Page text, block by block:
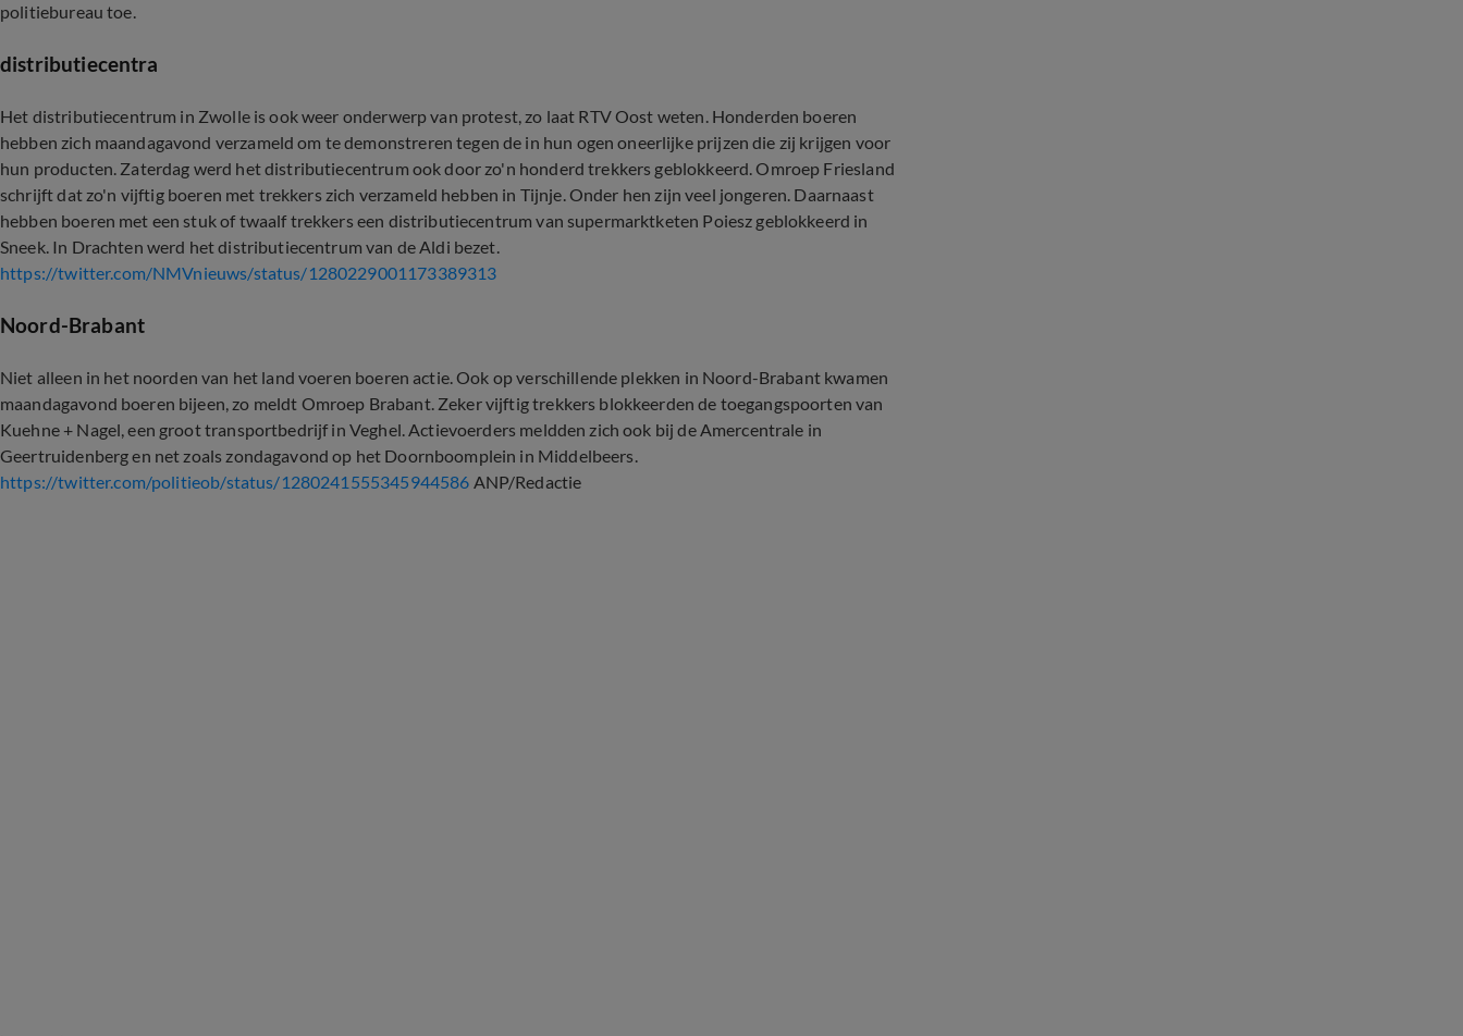
politiebureau toe.
distributiecentra
Het distributiecentrum in Zwolle is ook weer onderwerp van protest, zo laat RTV Oost weten. Honderden boeren
hebben zich maandagavond verzameld om te demonstreren tegen de in hun ogen oneerlijke prijzen die zij krijgen voor
hun producten. Zaterdag werd het distributiecentrum ook door zo'n honderd trekkers geblokkeerd. Omroep Friesland
schrijft dat zo'n vijftig boeren met trekkers zich verzameld hebben in Tijnje. Onder hen zijn veel jongeren. Daarnaast
hebben boeren met een stuk of twaalf trekkers een distributiecentrum van supermarktketen Poiesz geblokkeerd in
Sneek. In Drachten werd het distributiecentrum van de Aldi bezet.
https://twitter.com/NMVnieuws/status/1280229001173389313
Noord-Brabant
Niet alleen in het noorden van het land voeren boeren actie. Ook op verschillende plekken in Noord-Brabant kwamen
maandagavond boeren bijeen, zo meldt Omroep Brabant. Zeker vijftig trekkers blokkeerden de toegangspoorten van
Kuehne + Nagel, een groot transportbedrijf in Veghel. Actievoerders meldden zich ook bij de Amercentrale in
Geertruidenberg en net zoals zondagavond op het Doornboomplein in Middelbeers.
https://twitter.com/politieob/status/1280241555345944586 ANP/Redactie